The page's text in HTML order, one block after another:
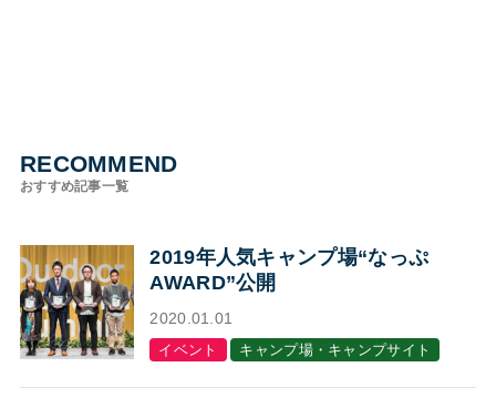
RECOMMEND
おすすめ記事一覧
2019年人気キャンプ場“なっぷ
AWARD”公開
2020.01.01
イベント キャンプ場・キャンプサイト